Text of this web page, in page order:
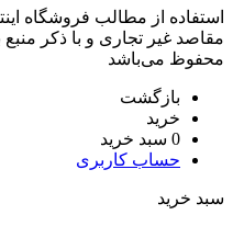
استفاده از مطالب فروشگاه
مقاصد غیر تجاری و با ذکر
محفوظ می‌باشد
بازگشت
خرید
0 سبد خرید
حساب کاربری
سبد خرید